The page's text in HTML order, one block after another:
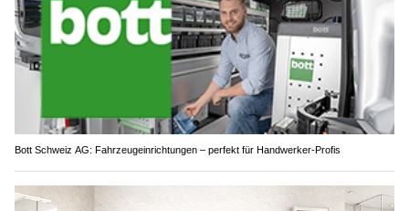
Bott Schweiz AG: Fahrzeugeinrichtungen – perfekt für Handwerker-Profis